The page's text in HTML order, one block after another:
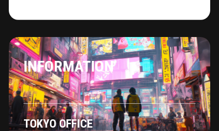
INFORMATION
TOKYO OFFICE